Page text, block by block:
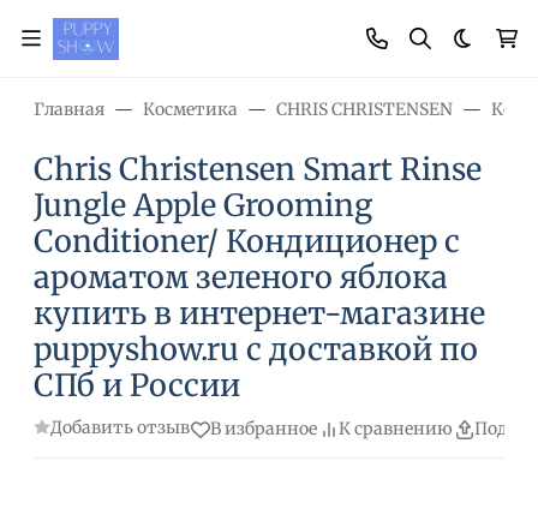
Главная Косметика CHRIS CHRISTENSEN
Chris Christensen Smart Rinse
Jungle Apple Grooming
Conditioner/ Кондиционер с
ароматом зеленого яблока
купить в интернет-магазине
puppyshow.ru с доставкой по
СПб и России
Добавить отзыв В избранное К сравнению